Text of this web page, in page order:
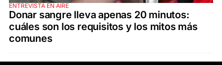
ENTREVISTA EN AIRE
Donar sangre lleva apenas 20 minutos:
cuáles son los requisitos y los mitos más
comunes